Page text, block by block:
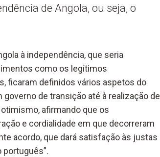
de Angola, ou seja, o
à independência, que seria
como os legítimos
ficaram definidos vários aspetos do
de transição até à realização de
afirmando que os
e cordialidade em que decorreram
acordo, que dará satisfação às justas
português”.